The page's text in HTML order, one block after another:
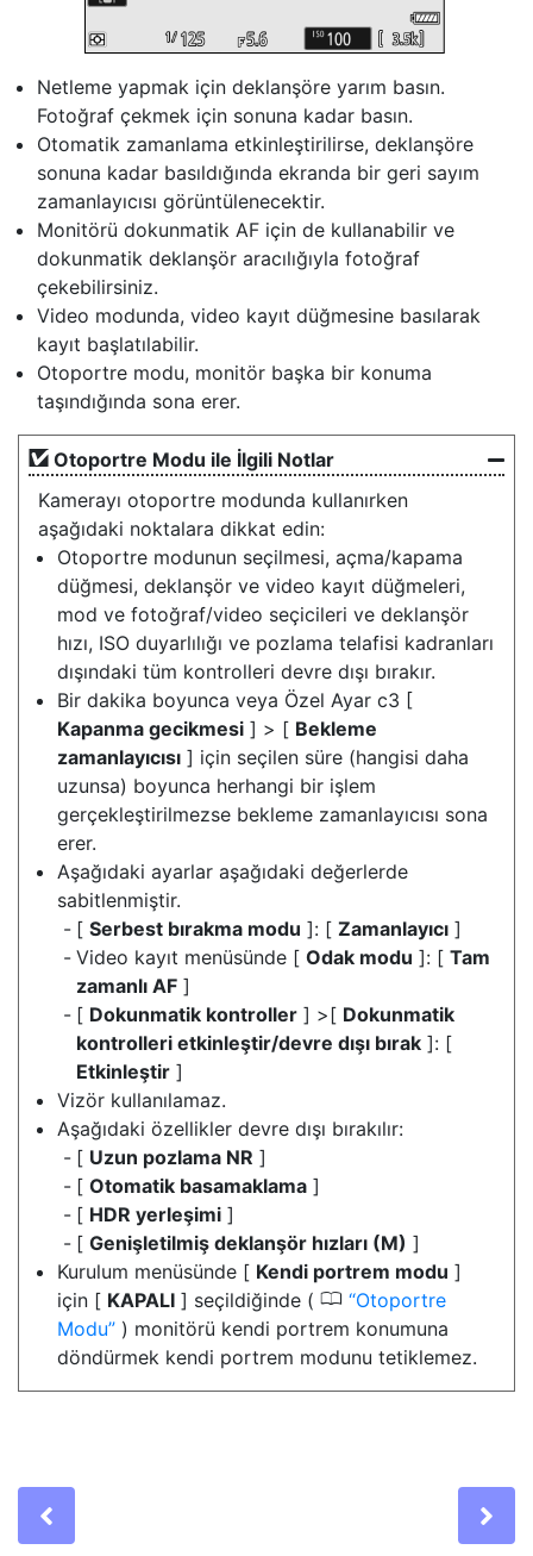
Netleme yapmak için deklanşöre yarım basın.
Fotoğraf çekmek için sonuna kadar basın.
Otomatik zamanlama etkinleştirilirse, deklanşöre
sonuna kadar basıldığında ekranda bir geri sayım
zamanlayıcısı görüntülenecektir.
Monitörü dokunmatik AF için de kullanabilir ve
dokunmatik deklanşör aracılığıyla fotoğraf
çekebilirsiniz.
Video modunda, video kayıt düğmesine basılarak
kayıt başlatılabilir.
Otoportre modu, monitör başka bir konuma
taşındığında sona erer.
Otoportre Modu ile İlgili Notlar
Kamerayı otoportre modunda kullanırken
aşağıdaki noktalara dikkat edin:
Otoportre modunun seçilmesi, açma/kapama
düğmesi, deklanşör ve video kayıt düğmeleri,
mod ve fotoğraf/video seçicileri ve deklanşör
hızı, ISO duyarlılığı ve pozlama telafisi kadranları
dışındaki tüm kontrolleri devre dışı bırakır.
Bir dakika boyunca veya Özel Ayar c3 [
Kapanma gecikmesi ] > [ Bekleme
zamanlayıcısı ] için seçilen süre (hangisi daha
uzunsa) boyunca herhangi bir işlem
gerçekleştirilmezse bekleme zamanlayıcısı sona
erer.
Aşağıdaki ayarlar aşağıdaki değerlerde
sabitlenmiştir.
[ Serbest bırakma modu ]: [ Zamanlayıcı ]
Video kayıt menüsünde [ Odak modu ]: [ Tam
zamanlı AF ]
[ Dokunmatik kontroller ] >[ Dokunmatik
kontrolleri etkinleştir/devre dışı bırak ]: [
Etkinleştir ]
Vizör kullanılamaz.
Aşağıdaki özellikler devre dışı bırakılır:
[ Uzun pozlama NR ]
[ Otomatik basamaklama ]
[ HDR yerleşimi ]
[ Genişletilmiş deklanşör hızları (M) ]
Kurulum menüsünde [ Kendi portrem modu ]
için [ KAPALI ] seçildiğinde ( 0 Otoportre
Modu
) monitörü kendi portrem konumuna
döndürmek kendi portrem modunu tetiklemez.